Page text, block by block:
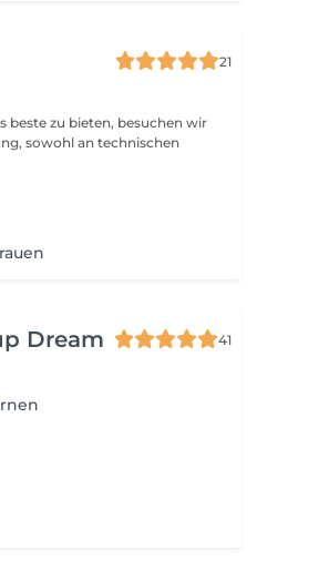
21
beste zu bieten, besuchen wir
sowohl an technischen
Dream
41